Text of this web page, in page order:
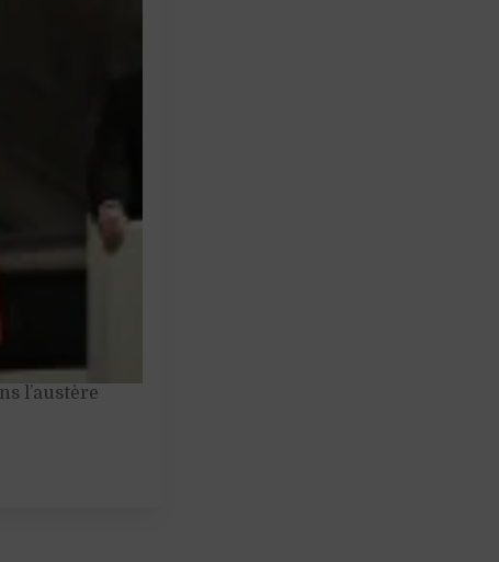
l’austère